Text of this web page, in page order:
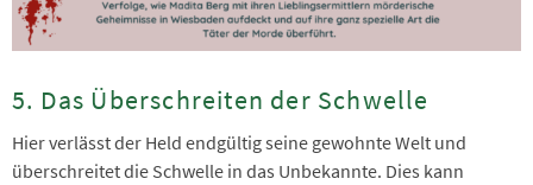
5. Das Überschreiten der Schwelle
Hier verlässt der Held endgültig seine gewohnte Welt und
überschreitet die Schwelle in das Unbekannte. Dies kann